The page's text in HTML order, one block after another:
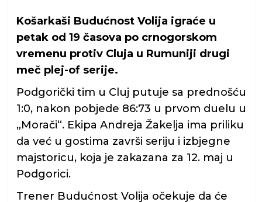
Košarkaši Budućnost Volija igraće u
petak od 19 časova po crnogorskom
vremenu protiv Cluja u Rumuniji drugi
meč plej-of serije.
Podgorički tim u Cluj putuje sa prednošću
1:0, nakon pobjede 86:73 u prvom duelu u
„Morači“. Ekipa Andreja Žakelja ima priliku
da već u gostima završi seriju i izbjegne
majstoricu, koja je zakazana za 12. maj u
Podgorici.
Trener Budućnost Volija očekuje da će